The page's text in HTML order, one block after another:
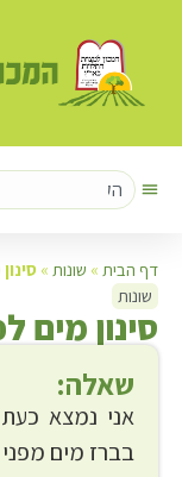
דף הבית » שונות »
שונות
סינון מים
שאלה:
אני נמצא
בברז מים מפני